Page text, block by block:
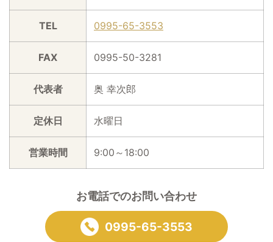
TEL 0995-65-3553
FAX 0995-50-3281
代表者 奥 幸次郎
定休日 水曜日
営業時間 9:00～18:00
お電話でのお問い合わせ
0995-65-3553